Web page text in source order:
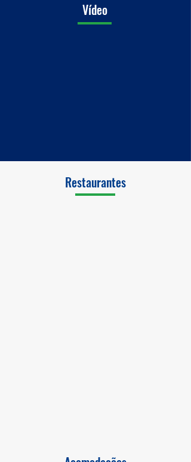
Vídeo
Restaurantes